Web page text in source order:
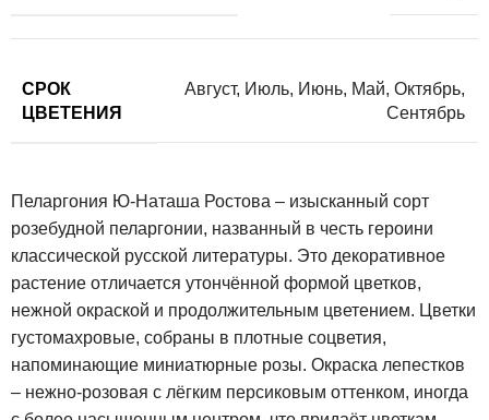
СРОК
ЦВЕТЕНИЯ
Август, Июль, Июнь, Май, Октябрь,
Сентябрь
Пеларгония Ю-Наташа Ростова – изысканный сорт
розебудной пеларгонии, названный в честь героини
классической русской литературы. Это декоративное
растение отличается утончённой формой цветков,
нежной окраской и продолжительным цветением. Цветки
густомахровые, собраны в плотные соцветия,
напоминающие миниатюрные розы. Окраска лепестков
– нежно-розовая с лёгким персиковым оттенком, иногда